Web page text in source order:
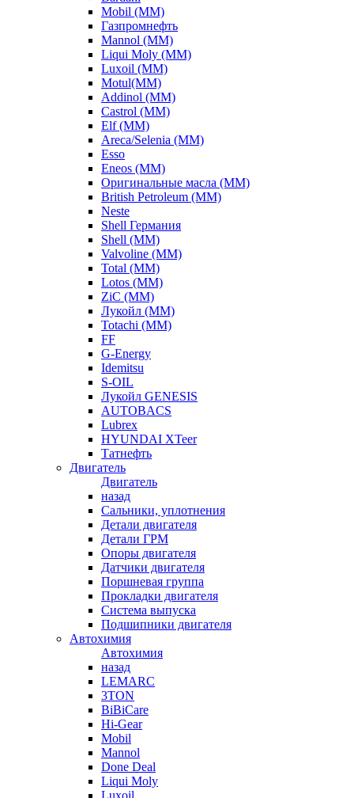
Mobil (ММ)
Газпромнефть
Mannol (ММ)
Liqui Moly (ММ)
Luxoil (ММ)
Motul(ММ)
Addinol (ММ)
Castrol (ММ)
Elf (ММ)
Areca/Selenia (ММ)
Esso
Eneos (ММ)
Оригинальные масла (ММ)
British Petroleum (ММ)
Neste
Shell Германия
Shell (ММ)
Valvoline (ММ)
Total (ММ)
Lotos (ММ)
ZiC (ММ)
Лукойл (ММ)
Totachi (MM)
FF
G-Energy
Idemitsu
S-OIL
Лукойл GENESIS
AUTOBACS
Lubrex
HYUNDAI XTeer
Татнефть
Двигатель
Двигатель
назад
Сальники, уплотнения
Детали двигателя
Детали ГРМ
Опоры двигателя
Датчики двигателя
Поршневая группа
Прокладки двигателя
Система выпуска
Подшипники двигателя
Автохимия
Автохимия
назад
LEMARC
3TON
BiBiCare
Hi-Gear
Mobil
Mannol
Done Deal
Liqui Moly
Luxoil